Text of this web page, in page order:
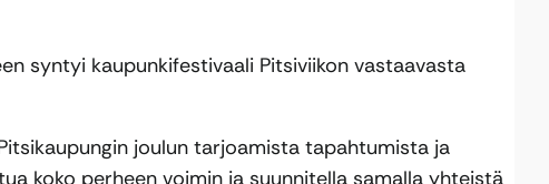
syntyi kaupunkifestivaali Pitsiviikon vastaavasta
joulun tarjoamista tapahtumista ja
koko perheen voimin ja suunnitella samalla yhteistä